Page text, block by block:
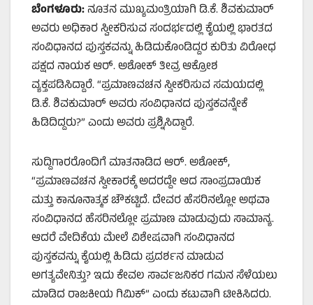
ಬೆಂಗಳೂರು:ನೂತನ ಮುಖ್ಯಮಂತ್ರಿಯಾಗಿ ಡಿ.ಕೆ. ಶಿವಕುಮಾರ್
ಅವರು ಅಧಿಕಾರ ಸ್ವೀಕರಿಸುವ ಸಂದರ್ಭದಲ್ಲಿ ಕೈಯಲ್ಲಿ ಭಾರತದ
ಸಂವಿಧಾನದ ಪುಸ್ತಕವನ್ನು ಹಿಡಿದುಕೊಂಡಿದ್ದರ ಕುರಿತು ವಿರೋಧ
ಪಕ್ಷದ ನಾಯಕ ಆರ್. ಅಶೋಕ್ ತೀವ್ರ ಆಕ್ರೋಶ
ವ್ಯಕ್ತಪಡಿಸಿದ್ದಾರೆ. “ಪ್ರಮಾಣವಚನ ಸ್ವೀಕರಿಸುವ ಸಮಯದಲ್ಲಿ
ಡಿ.ಕೆ. ಶಿವಕುಮಾರ್ ಅವರು ಸಂವಿಧಾನದ ಪುಸ್ತಕವನ್ನೇಕೆ
ಹಿಡಿದಿದ್ದರು?” ಎಂದು ಅವರು ಪ್ರಶ್ನಿಸಿದ್ದಾರೆ.
ಸುದ್ದಿಗಾರರೊಂದಿಗೆ ಮಾತನಾಡಿದ ಆರ್. ಅಶೋಕ್,
“ಪ್ರಮಾಣವಚನ ಸ್ವೀಕಾರಕ್ಕೆ ಅದರದ್ದೇ ಆದ ಸಾಂಪ್ರದಾಯಿಕ
ಮತ್ತು ಕಾನೂನಾತ್ಮಕ ಚೌಕಟ್ಟಿದೆ. ದೇವರ ಹೆಸರಿನಲ್ಲೋ ಅಥವಾ
ಸಂವಿಧಾನದ ಹೆಸರಿನಲ್ಲೋ ಪ್ರಮಾಣ ಮಾಡುವುದು ಸಾಮಾನ್ಯ.
ಆದರೆ ವೇದಿಕೆಯ ಮೇಲೆ ವಿಶೇಷವಾಗಿ ಸಂವಿಧಾನದ
ಪುಸ್ತಕವನ್ನು ಕೈಯಲ್ಲಿ ಹಿಡಿದು ಪ್ರದರ್ಶನ ಮಾಡುವ
ಅಗತ್ಯವೇನಿತ್ತು? ಇದು ಕೇವಲ ಸಾರ್ವಜನಿಕರ ಗಮನ ಸೆಳೆಯಲು
ಮಾಡಿದ ರಾಜಕೀಯ ಗಿಮಿಕ್” ಎಂದು ಕಟುವಾಗಿ ಟೀಕಿಸಿದರು.